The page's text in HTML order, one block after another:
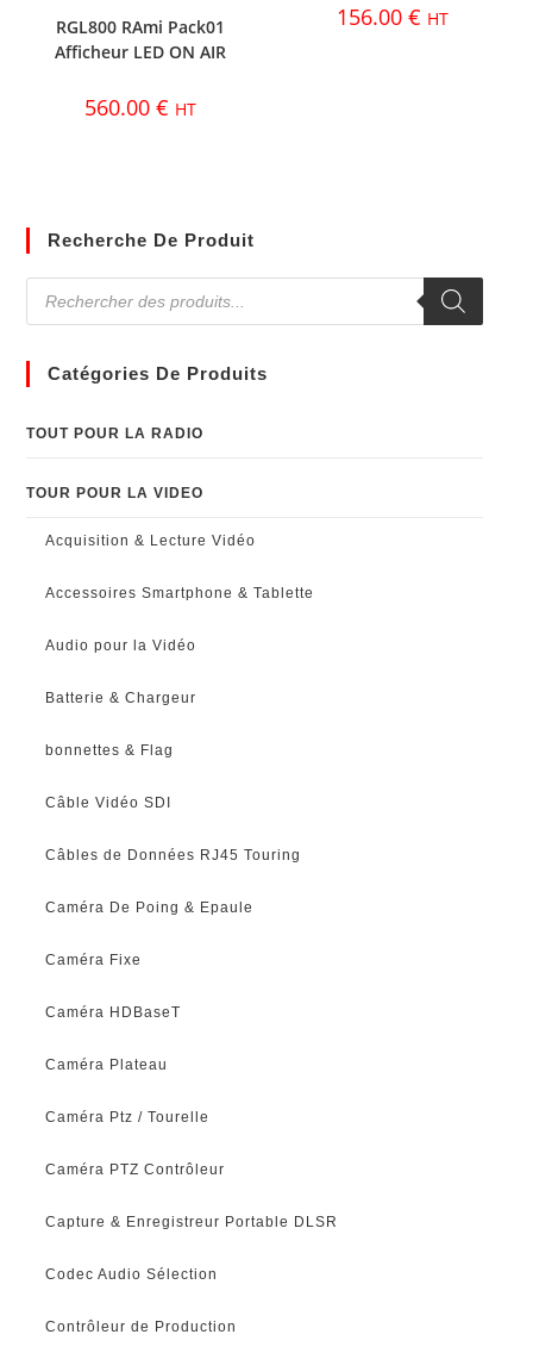
RGL800 RAmi Pack01
Afficheur LED ON AIR
560.00€ HT
156.00 € HT
Recherche De Produit
Catégories De Produits
TOUT POUR LA RADIO
TOUR POUR LA VIDEO
Acquisition & Lecture Vidéo
Accessoires Smartphone & Tablette
Audio pour la Vidéo
Batterie & Chargeur
bonnettes & Flag
Câble Vidéo SDI
Câbles de Données RJ45 Touring
Caméra De Poing & Epaule
Caméra Fixe
Caméra HDBaseT
Caméra Plateau
Caméra Ptz / Tourelle
Caméra PTZ Contrôleur
Capture & Enregistreur Portable DLSR
Codec Audio Sélection
Contrôleur de Production